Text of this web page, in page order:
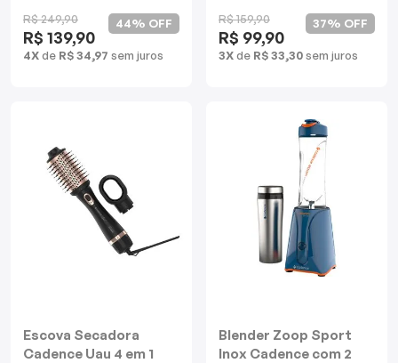
R$ 249,90
R$ 139,90
4Xde R$ 34,97 sem juros
44% OFF R$ 159,90
R$ 99,90
3Xde R$ 33,30sem juros
37% OFF
Escova Secadora
Cadence Uau 4 em 1
Blender Zoop Sport
Inox Cadence com 2